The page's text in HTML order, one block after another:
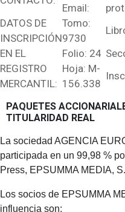
Email:
DATOS DE
INSCRIPCIÓN
EN EL
REGISTRO
MERCANTIL:
Tomo:
9730
Folio: 24
Hoja: M-
156.338
PAQUETES
TITULARIDAD REAL
La sociedad AGENCIA
participada en un 99,98 %
Press, EPSUMMA MEDIA,
Los socios de EPSUMMA
influencia son: